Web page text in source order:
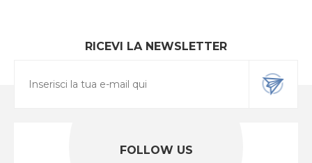
RICEVI LA NEWSLETTER
FOLLOW US